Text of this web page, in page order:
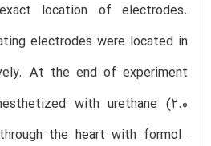
location of electrodes.
electrodes were located in
At the end of experiment
with urethane (2.0
the heart with formol–